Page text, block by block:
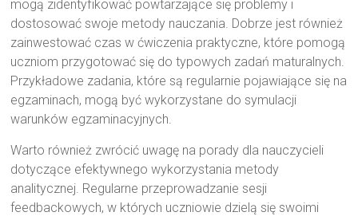
mogą zidentyfikować powtarzające się problemy i
dostosować swoje metody nauczania. Dobrze jest również
zainwestować czas w ćwiczenia praktyczne, które pomogą
uczniom przygotować się do typowych zadań maturalnych.
Przykładowe zadania, które są regularnie pojawiające się na
egzaminach, mogą być wykorzystane do symulacji
warunków egzaminacyjnych.
Warto również zwrócić uwagę na porady dla nauczycieli
dotyczące efektywnego wykorzystania metody
analitycznej. Regularne przeprowadzanie sesji
feedbackowych, w których uczniowie dzielą się swoimi